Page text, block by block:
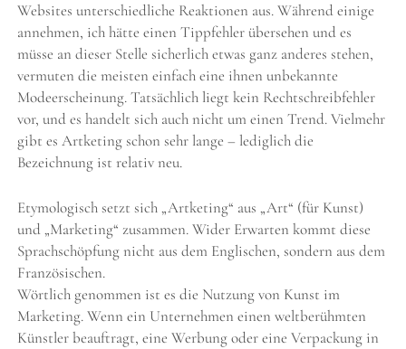
Websites unterschiedliche Reaktionen aus. Während einige
annehmen, ich hätte einen Tippfehler übersehen und es
müsse an dieser Stelle sicherlich etwas ganz anderes stehen,
vermuten die meisten einfach eine ihnen unbekannte
Modeerscheinung. Tatsächlich liegt kein Rechtschreibfehler
vor, und es handelt sich auch nicht um einen Trend. Vielmehr
gibt es Artketing schon sehr lange – lediglich die
Bezeichnung ist relativ neu.
Etymologisch setzt sich „Artketing“ aus „Art“ (für Kunst)
und „Marketing“ zusammen. Wider Erwarten kommt diese
Sprachschöpfung nicht aus dem Englischen, sondern aus dem
Französischen.
Wörtlich genommen ist es die Nutzung von Kunst im
Marketing. Wenn ein Unternehmen einen weltberühmten
Künstler beauftragt, eine Werbung oder eine Verpackung in